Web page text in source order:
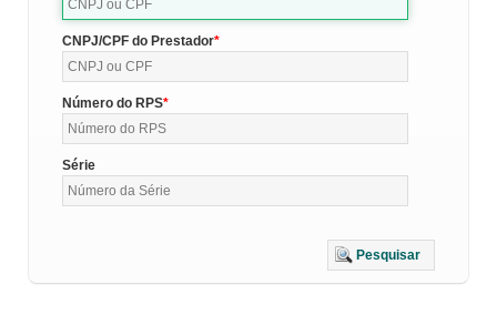
CNPJ/CPF do Prestador
Número do RPS
Série
Pesquisar